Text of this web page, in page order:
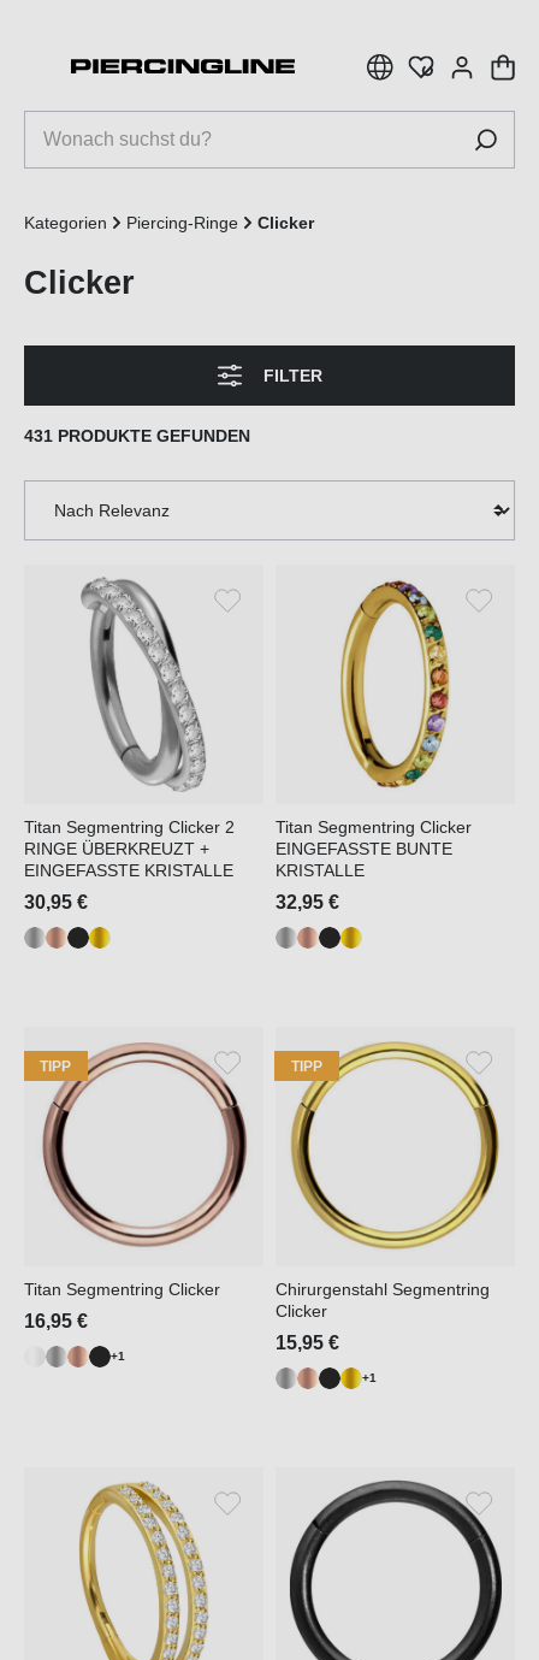
Kategorien Piercing-Ringe Clicker
Clicker
FILTER
431 PRODUKTE GEFUNDEN
Titan Segmentring Clicker 2
RINGE ÜBERKREUZT +
EINGEFASSTE KRISTALLE
30,95 €
Titan Segmentring Clicker
EINGEFASSTE BUNTE
KRISTALLE
32,95 €
TIPP
Titan Segmentring Clicker
16,95 €
+1
TIPP
Chirurgenstahl Segmentring
Clicker
15,95 €
+1